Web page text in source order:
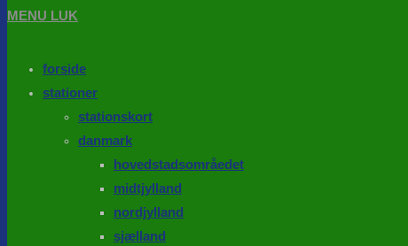
MENU LUK
forside
stationer
stationskort
danmark
hovedstadsområedet
midtjylland
nordjylland
sjælland